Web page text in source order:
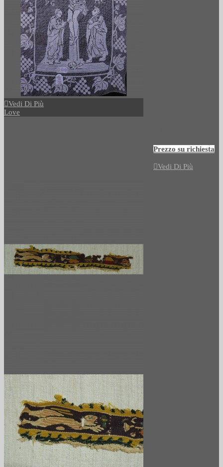
Vedi Di Più
Love
Prezzo su richiesta
Vedi Di Più